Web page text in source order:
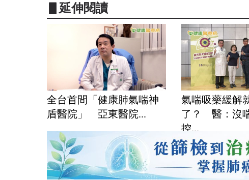
▋延伸閱讀
全台首間「健康肺氣喘神
盾醫院」 亞東醫院...
氣喘吸藥緩解
了？ 醫：沒
控...